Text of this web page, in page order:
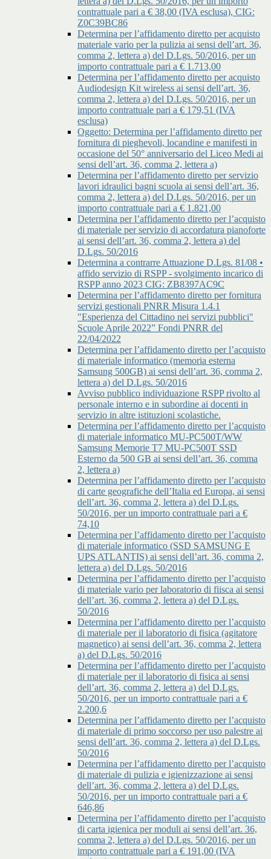
contrattuale pari a € 38,00 (IVA esclusa), CIG:
Z0C39BC86
Determina per l’affidamento diretto per acquisto
materiale vario per la pulizia ai sensi dell’art. 36,
comma 2, lettera a) del D.Lgs. 50/2016, per un
importo contrattuale pari a € 1.713,00
Determina per l’affidamento diretto per acquisto
Audiodesign Kit wireless ai sensi dell’art. 36,
comma 2, lettera a) del D.Lgs. 50/2016, per un
importo contrattuale pari a € 179,51 (IVA
esclusa)
Oggetto: Determina per l’affidamento diretto per
fornitura di pieghevoli, locandine e manifesti in
occasione del 50° anniversario del Liceo Medi ai
sensi dell’art. 36, comma 2, lettera a)
Determina per l’affidamento diretto per servizio
lavori idraulici bagni scuola ai sensi dell’art. 36,
comma 2, lettera a) del D.Lgs. 50/2016, per un
importo contrattuale pari a € 1.821,00
Determina per l’affidamento diretto per l’acquisto
di materiale per servizio di accordatura pianoforte
ai sensi dell’art. 36, comma 2, lettera a) del
D.Lgs. 50/2016
Determina a contrarre Attuazione D.Lgs. 81/08 •
affido servizio di RSPP - svolgimento incarico di
RSPP anno 2023 CIG: ZB8397AC9C
Determina per l’affidamento diretto per fornitura
servizi gestionali PNRR Misura 1.4.1
"Esperienza del Cittadino nei servizi pubblici"
Scuole Aprile 2022” Fondi PNRR del
22/04/2022
Determina per l’affidamento diretto per l’acquisto
di materiale informatico (memoria esterna
Samsung 500GB) ai sensi dell’art. 36, comma 2,
lettera a) del D.Lgs. 50/2016
Avviso pubblico individuazione RSPP rivolto al
personale interno e in subordine ai docenti in
servizio in altre istituzioni scolastiche.
Determina per l’affidamento diretto per l’acquisto
di materiale informatico MU-PC500T/WW
Samsung Memorie T7 MU-PC500T SSD
Esterno da 500 GB ai sensi dell’art. 36, comma
2, lettera a)
Determina per l’affidamento diretto per l’acquisto
di carte geografiche dell’Italia ed Europa, ai sensi
dell’art. 36, comma 2, lettera a) del D.Lgs.
50/2016, per un importo contrattuale pari a €
74,10
Determina per l’affidamento diretto per l’acquisto
di materiale informatico (SSD SAMSUNG E
UPS ATLANTIS) ai sensi dell’art. 36, comma 2,
lettera a) del D.Lgs. 50/2016
Determina per l’affidamento diretto per l’acquisto
di materiale vario per laboratorio di fiisca ai sensi
dell’art. 36, comma 2, lettera a) del D.Lgs.
50/2016
Determina per l’affidamento diretto per l’acquisto
di materiale per il laboratorio di fisica (agitatore
magnetico) ai sensi dell’art. 36, comma 2, lettera
a) del D.Lgs. 50/2016
Determina per l’affidamento diretto per l’acquisto
di materiale per il laboratorio di fisica ai sensi
dell’art. 36, comma 2, lettera a) del D.Lgs.
50/2016, per un importo contrattuale pari a €
2.200,6
Determina per l’affidamento diretto per l’acquisto
di materiale di primo soccorso per uso palestre ai
sensi dell’art. 36, comma 2, lettera a) del D.Lgs.
50/2016
Determina per l’affidamento diretto per l’acquisto
di materiale di pulizia e igienizzazione ai sensi
dell’art. 36, comma 2, lettera a) del D.Lgs.
50/2016, per un importo contrattuale pari a €
646,86
Determina per l’affidamento diretto per l’acquisto
di carta igienica per moduli ai sensi dell’art. 36,
comma 2, lettera a) del D.Lgs. 50/2016, per un
importo contrattuale pari a € 191,00 (IVA